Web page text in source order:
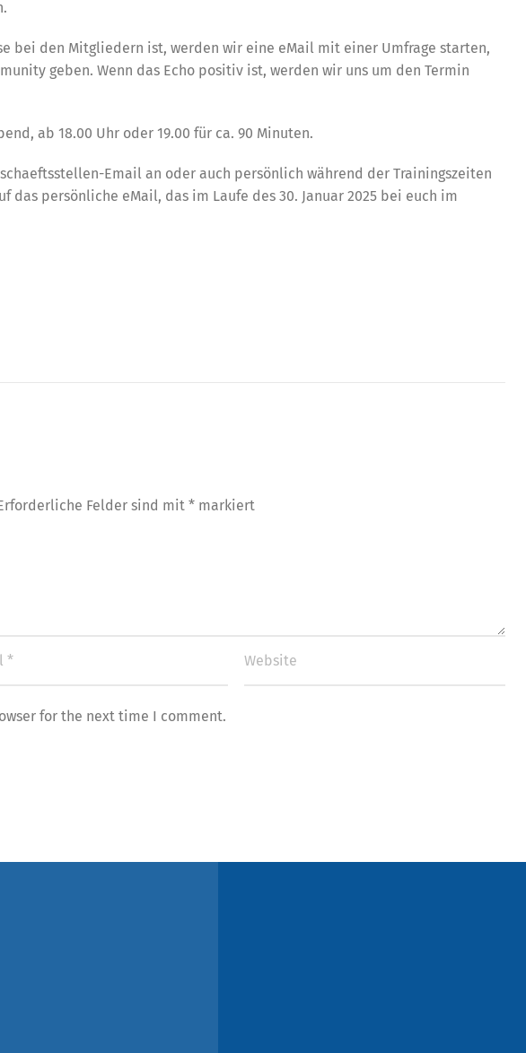
bei den Mitgliedern ist, werden wir eine eMail mit einer Umfrage starten,
geben. Wenn das Echo positiv ist, werden wir uns um den Termin
ab 18.00 Uhr oder 19.00 für ca. 90 Minuten.
Email an oder auch persönlich während der Trainingszeiten
persönliche eMail, das im Laufe des 30. Januar 2025 bei euch im
Felder sind mit * markiert
for the next time I comment.